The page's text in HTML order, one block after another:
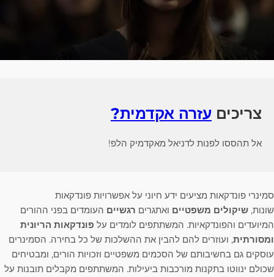
צריכים עזרה אקדמית?
אל תהססו לפנות לדניאל מאקדמיק הלפ!
סמינרי פונדקאות מציעים ידע חיוני על אפשרויות פונדקאות
שונות, שיקולים משפטיים ואתגרים רגשיים העומדים בפני ההורים
המיועדים והפונדקאיות. המשתתפים לומדים על פונדקאות הריונית
ומסורתית, ועוזרים להם להבין את ההשלכות של כל בחירה. הסמינרים
עוסקים גם בחשיבותם של הסכמים משפטיים וזכויות הורים, ומבטיחים
שכולם ינווטו בתקנות מורכבות ביעילות. המשתתפים מקבלים תובנות על